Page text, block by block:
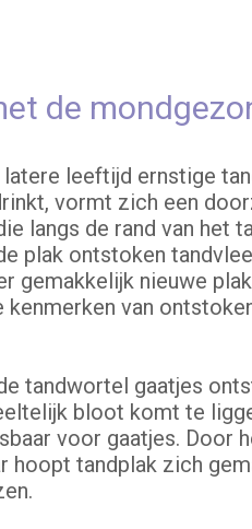
de
leeftijd ernstige
vormt zich een
langs de rand van
plak ontstoken
gemakkelijk nieuwe
van
tandwortel gaatjes
bloot komt te
voor gaatjes. Door
hoopt tandplak zich